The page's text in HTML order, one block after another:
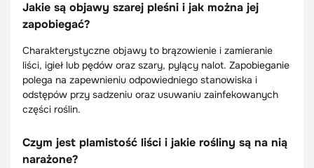
Jakie są objawy szarej pleśni i jak można jej
zapobiegać?
Charakterystyczne objawy to brązowienie i zamieranie
liści, igieł lub pędów oraz szary, pylący nalot. Zapobieganie
polega na zapewnieniu odpowiedniego stanowiska i
odstępów przy sadzeniu oraz usuwaniu zainfekowanych
części roślin.
Czym jest plamistość liści i jakie rośliny są na nią
narażone?